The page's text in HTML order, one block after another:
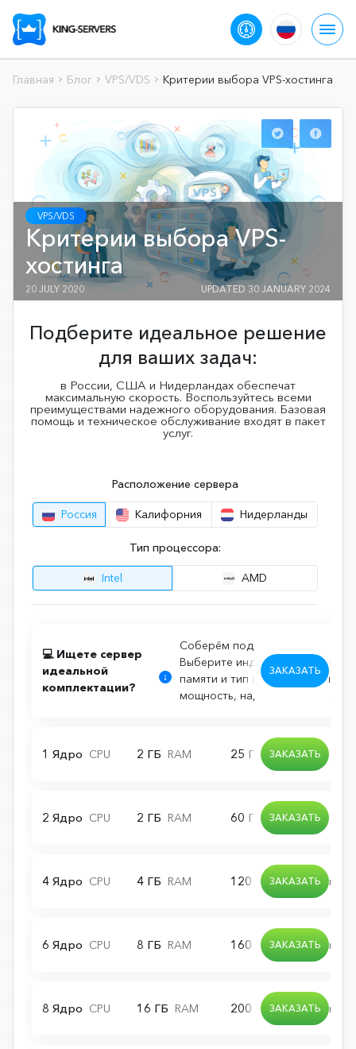
Главная Блог VPS/VDS Критерии выбора VPS-хостинга
VPS/VDS
Критерии выбора VPS-
хостинга
20 JULY 2020 UPDATED 30 JANUARY 2024
Подберите идеальное решение
для ваших задач:
в России, США и Нидерландах обеспечат
максимальную скорость. Воспользуйтесь всеми
преимуществами надежного оборудования. Базовая
помощь и техническое обслуживание входят в пакет
услуг.